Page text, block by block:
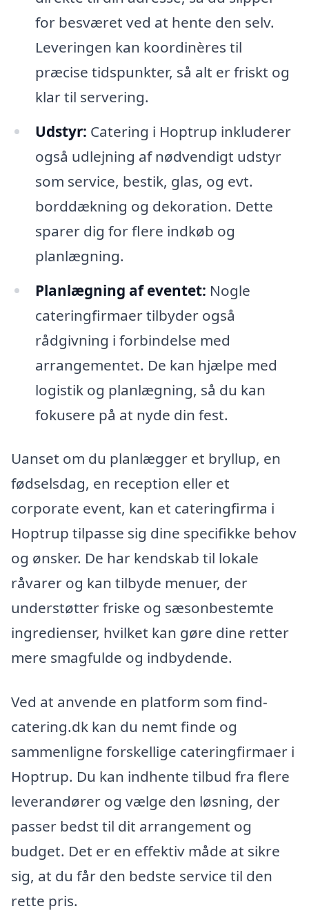
for besværet ved at hente den selv.
Leveringen kan koordinères til
præcise tidspunkter, så alt er friskt og
klar til servering.
Udstyr: Catering i Hoptrup inkluderer
også udlejning af nødvendigt udstyr
som service, bestik, glas, og evt.
borddækning og dekoration. Dette
sparer dig for flere indkøb og
planlægning.
Planlægning af eventet: Nogle
cateringfirmaer tilbyder også
rådgivning i forbindelse med
arrangementet. De kan hjælpe med
logistik og planlægning, så du kan
fokusere på at nyde din fest.
Uanset om du planlægger et bryllup, en
fødselsdag, en reception eller et
corporate event, kan et cateringfirma i
Hoptrup tilpasse sig dine specifikke behov
og ønsker. De har kendskab til lokale
råvarer og kan tilbyde menuer, der
understøtter friske og sæsonbestemte
ingredienser, hvilket kan gøre dine retter
mere smagfulde og indbydende.
Ved at anvende en platform som find-
catering.dk kan du nemt finde og
sammenligne forskellige cateringfirmaer i
Hoptrup. Du kan indhente tilbud fra flere
leverandører og vælge den løsning, der
passer bedst til dit arrangement og
budget. Det er en effektiv måde at sikre
sig, at du får den bedste service til den
rette pris.